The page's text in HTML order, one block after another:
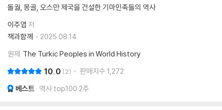
돌궐, 몽골, 오스만 제국을 건설한 기마민족들의 역사
이주엽 저
책과함께
2025.08.14.
원제 The Turkic Peoples in World History
10.0 2 판매지수 1,272
베스트 역사 top100 2주